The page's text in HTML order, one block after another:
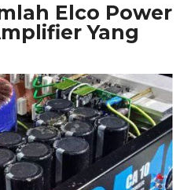
Elco Power
Yang